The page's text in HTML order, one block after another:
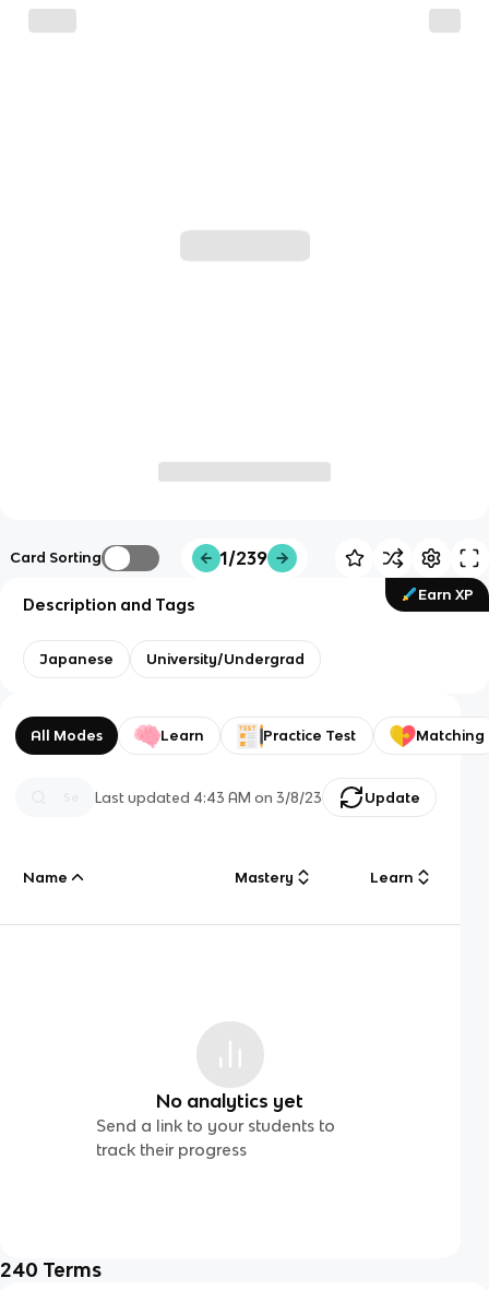
Card Sorting 1/239
Earn XP
Description and Tags
Japanese University/Undergrad
All Modes Learn Practice Test Matching
Last updated 4:43 AM on 3/8/23 Update
Name Mastery Learn
No analytics yet
Send a link to your students to
track their progress
240 Terms